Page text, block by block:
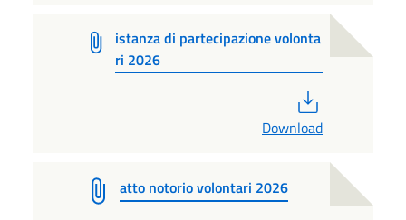
istanza di partecipazione volonta
ri 2026
Download
atto notorio volontari 2026